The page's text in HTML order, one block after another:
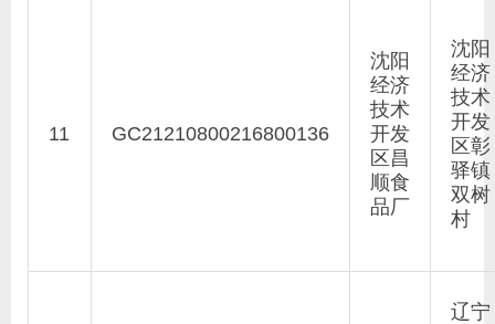
11 GC21210800216800136
沈阳
经济
技术
开发
区昌
顺食
品厂
沈阳
经济
技术
开发
区彰
驿镇
双树
村
辽宁